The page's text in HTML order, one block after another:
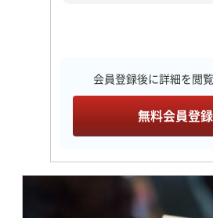
会員登録後に詳細を閲
無料会員登録